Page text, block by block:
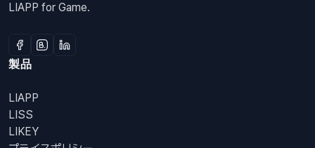
LIAPP for Game.
製品
LIAPP
LISS
LIKEY